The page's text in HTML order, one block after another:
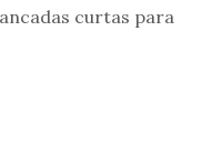
curtas para